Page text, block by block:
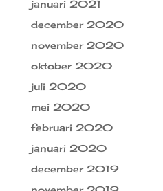
januari 2021
december 2020
november 2020
oktober 2020
juli 2020
mei 2020
februari 2020
januari 2020
december 2019